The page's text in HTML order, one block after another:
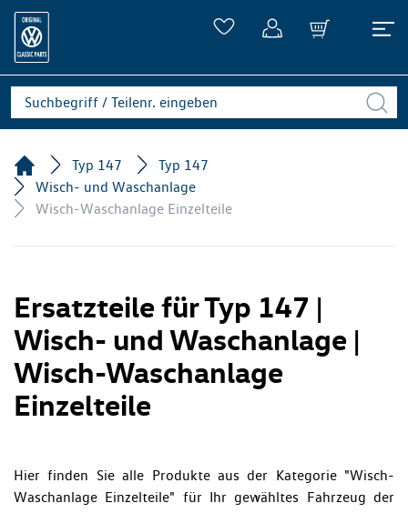
Typ 147
Typ 147
Wisch- und Waschanlage
Wisch-Waschanlage Einzelteile
Ersatzteile für Typ 147 |
Wisch- und Waschanlage |
Wisch-Waschanlage
Einzelteile
Hier finden Sie alle Produkte aus der Kategorie "Wisch-
Waschanlage Einzelteile" für Ihr gewähltes Fahrzeug der